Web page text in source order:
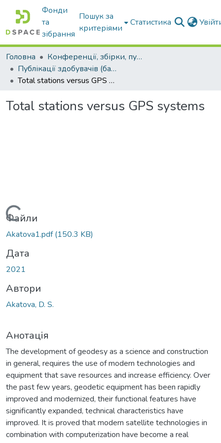
Фонди
та
зібрання
Пошук за
критеріями
Статистика
Головна
Конференції, збірки, публікації молодих вчених і здобувачів : магістрів, бакалаврів, аспірантів.
Публікації здобувачів (бакалаврів. магістрів, аспірантів)
Total stations versus GPS systems
Total stations versus GPS systems
Вантажиться...
Файли
Akatova1.pdf(150.3 KB)
Дата
2021
Автори
Akatova, D. S.
Анотація
The development of geodesy as a science and construction
in general, requires the use of modern technologies and
equipment that save resources and increase efficiency. Over
the past few years, geodetic equipment has been rapidly
improved and modernized, their functional features have
significantly expanded, technical characteristics have
improved. It is proved that modern satellite technologies in
combination with computerization have become a real